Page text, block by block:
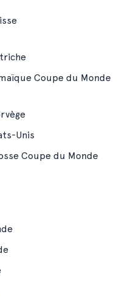
Coupe du Monde
Unis
Coupe du Monde